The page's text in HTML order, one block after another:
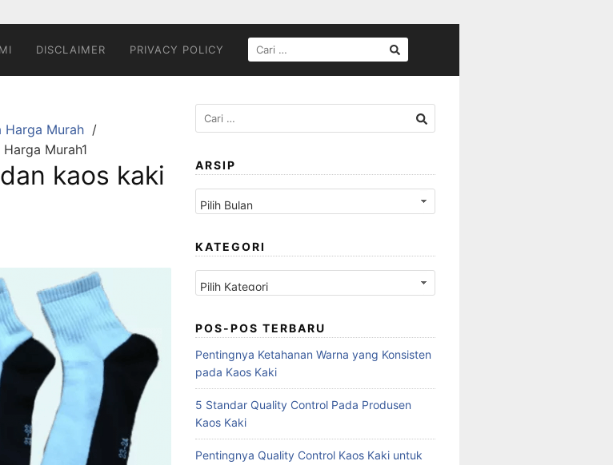
DISCLAIMER PRIVACY POLICY
UNTUK:
Harga Murah
Murah1
kaos kaki
Cari
untuk:
ARSIP
Arsip
KATEGORI
Kategori
POS-POS TERBARU
Pentingnya Ketahanan Warna yang Konsisten
pada Kaos Kaki
5 Standar Quality Control Pada Produsen
Kaos Kaki
Pentingnya Quality Control Kaos Kaki untuk